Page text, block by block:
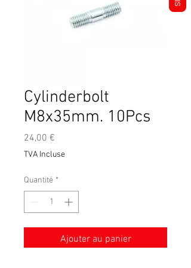
Cylinderbolt
M8x35mm. 10Pcs
24,00 €
TVA Incluse
Quantité *
Ajouter au panier